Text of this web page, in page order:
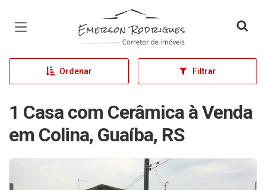
Página inicial
Ordenar Filtrar
1 Casa com Cerâmica à Venda
em Colina, Guaíba, RS